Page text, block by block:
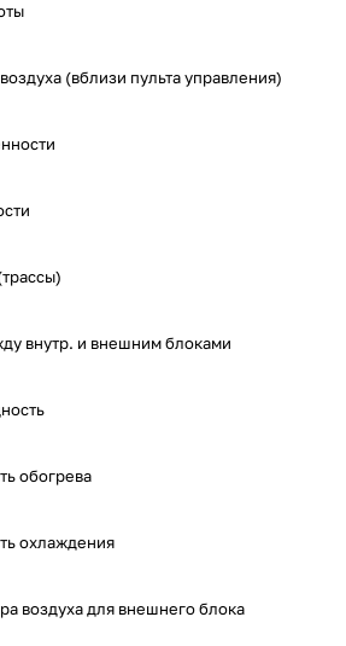
(вблизи пульта управления)
внутр. и внешним блоками
обогрева
охлаждения
воздуха для внешнего блока